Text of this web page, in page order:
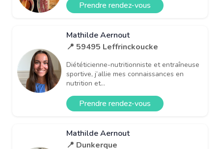
Prendre rendez-vous
Mathilde Aernout
📍 59495 Leffrinckoucke
Diététicienne-nutritionniste et entraîneuse
sportive, j’allie mes connaissances en
nutrition et...
Prendre rendez-vous
Mathilde Aernout
📍 Dunkerque